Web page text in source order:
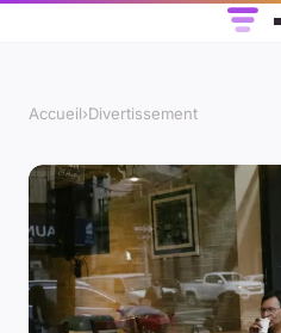
Accueil›Divertissement